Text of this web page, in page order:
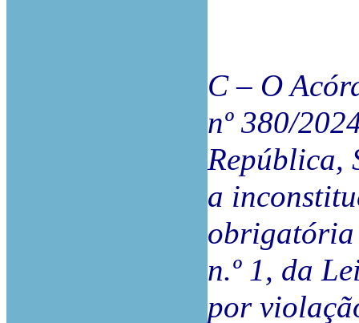
C – O
nº 380/
República,
a
obrigatória
n.º 1, da
por